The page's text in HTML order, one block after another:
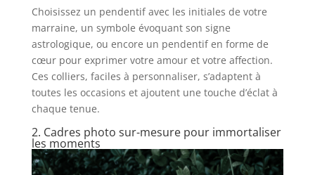
Choisissez un pendentif avec les initiales de votre
marraine, un symbole évoquant son signe
astrologique, ou encore un pendentif en forme de
cœur pour exprimer votre amour et votre affection.
Ces colliers, faciles à personnaliser, s’adaptent à
toutes les occasions et ajoutent une touche d’éclat à
chaque tenue.
2. Cadres photo sur-mesure pour immortaliser
les moments